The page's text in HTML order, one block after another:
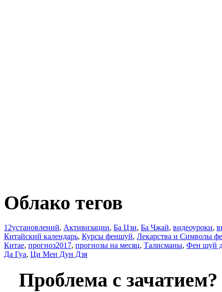
Облако тегов
12установлений, Активизации, Ба Цзи, Ба Чжай, видеоуроки,
Китайский календарь, Курсы феншуй, Лекарства и Символы
Китае, прогноз2017, прогнозы на месяц, Талисманы, Фен шуй
Да Гуа, Ци Мен Дун Дзя
Проблема с